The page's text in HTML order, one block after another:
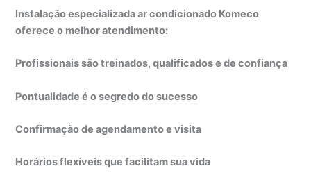
Instalação especializada ar condicionado Komeco
oferece o melhor atendimento:
Profissionais são treinados, qualificados e de confiança
Pontualidade é o segredo do sucesso
Confirmação de agendamento e visita
Horários flexíveis que facilitam sua vida